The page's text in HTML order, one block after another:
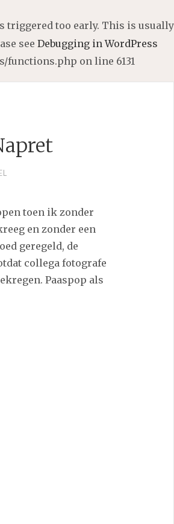
triggered too early. This is usually
see Debugging in WordPress
functions.php on line 6131
toen ik zonder
en zonder een
geregeld, de
collega fotografe
Paaspop als